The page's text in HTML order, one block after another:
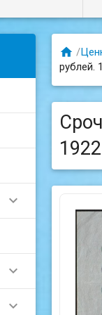



 /
рублей.